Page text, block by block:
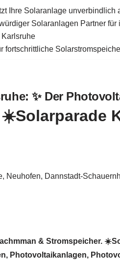
Ihre Solaranlage unverbindlich
Solaranlagen Partner
fortschrittliche
✨ Der
& Stromspeicher.
Photovoltaikanlagen,